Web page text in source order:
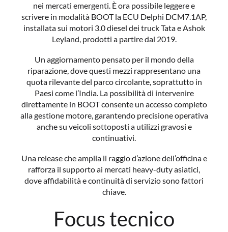
nei mercati emergenti. È ora possibile leggere e
scrivere in modalità BOOT la ECU Delphi DCM7.1AP,
installata sui motori 3.0 diesel dei truck Tata e Ashok
Leyland, prodotti a partire dal 2019.
Un aggiornamento pensato per il mondo della
riparazione, dove questi mezzi rappresentano una
quota rilevante del parco circolante, soprattutto in
Paesi come l’India. La possibilità di intervenire
direttamente in BOOT consente un accesso completo
alla gestione motore, garantendo precisione operativa
anche su veicoli sottoposti a utilizzi gravosi e
continuativi.
Una release che amplia il raggio d’azione dell’officina e
rafforza il supporto ai mercati heavy-duty asiatici,
dove affidabilità e continuità di servizio sono fattori
chiave.
Focus tecnico